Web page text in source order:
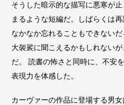
そうした暗示的な描写に悪寒が
まるような短編だ。しばらくは再
なかなか忘れることもできない
大袈裟に聞こえるかもしれない
だ。 読書の怖さと同時に、不安
表現力を体感した。
カーヴァーの作品に登場する男